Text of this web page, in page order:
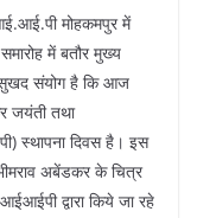
मोहकमपुर में
में बतौर मुख्य
सुखद संयोग है कि आज
जयंती तथा
स्थापना दिवस है। इस
अबेंडकर के चित्र
द्वारा किये जा रहे